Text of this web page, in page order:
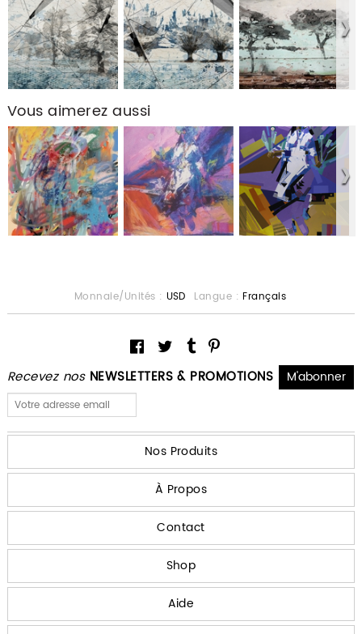
Vous aimerez aussi
Recevez nos NEWSLETTERS & PROMOTIONS
Monnaie/Unités : USD Langue : Français
Nos Produits
À Propos
Contact
Shop
Aide